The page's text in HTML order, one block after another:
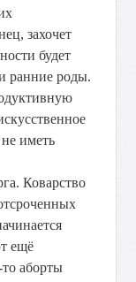
захочет
будет
ранние роды.
иметь
Коварство
ещё
аборты